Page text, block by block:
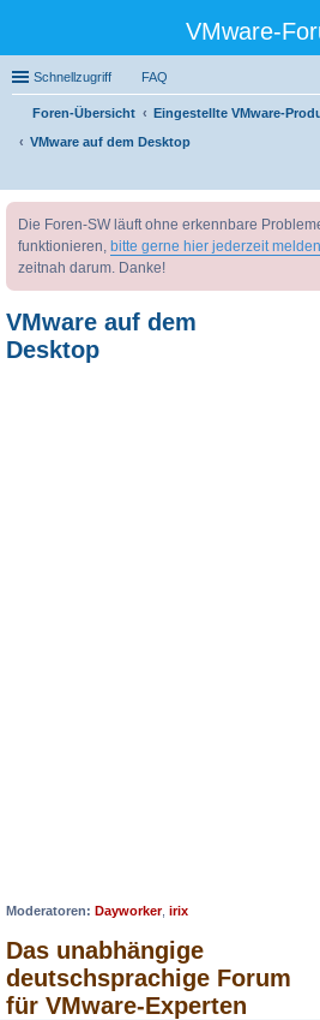
VMware-
Schnellzugriff FAQ
Foren-Übersicht
Eingestellte VMware-
VMware auf dem Desktop
Die Foren-SW läuft ohne erkennbare
funktionieren, bitte gerne hier jederzeit melden
zeitnah darum. Danke!
VMware auf dem
Desktop
Moderatoren: Dayworker, irix
Das unabhängige
deutschsprachige Forum
für VMware-Experten